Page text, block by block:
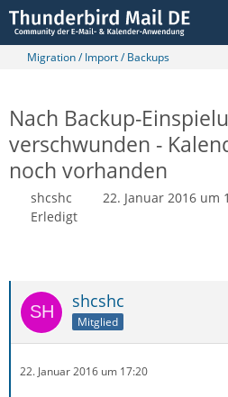
Migration / Import / Backups
Nach Backup-
verschwunden -
noch vorhanden
shcshc 22. Januar 2016 um
Erledigt
shcshc
Mitglied
22. Januar 2016 um 17:20